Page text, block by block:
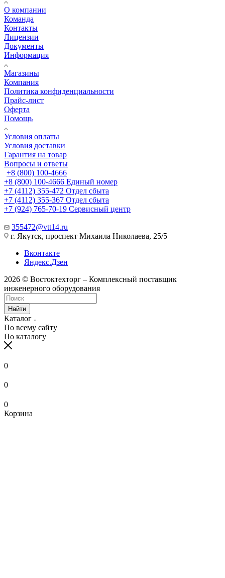
О компании
Команда
Контакты
Лицензии
Документы
Информация
Магазины
Компания
Политика конфиденциальности
Прайс-лист
Оферта
Помощь
Условия оплаты
Условия доставки
Гарантия на товар
Вопросы и ответы
+8 (800) 100-4666
+8 (800) 100-4666 Единый номер
+7 (4112) 355-472 Отдел сбыта
+7 (4112) 355-367 Отдел сбыта
+7 (924) 765-70-19 Сервисный центр
355472@vtt14.ru
г. Якутск, проспект Михаила Николаева, 25/5
Вконтакте
Яндекс.Дзен
2026 © Востоктехторг – Комплексный поставщик
инженерного оборудования
Найти
Каталог
По всему сайту
По каталогу
0
0
0
Корзина